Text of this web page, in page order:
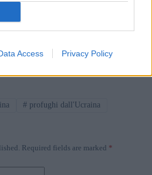
Access Privacy Policy
meno nell’UE, dopo rumeni
# profughi dall'Ucraina
Required fields are marked *